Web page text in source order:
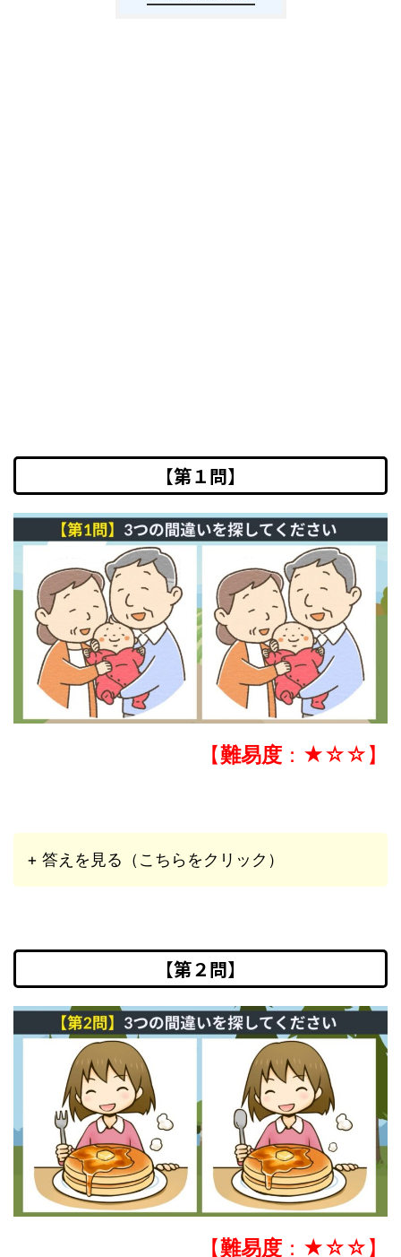
【第１問】
【難易度 ：★☆☆】
+ 答えを見る（こちらをクリック）
【第２問】
【難易度 ：★☆☆】